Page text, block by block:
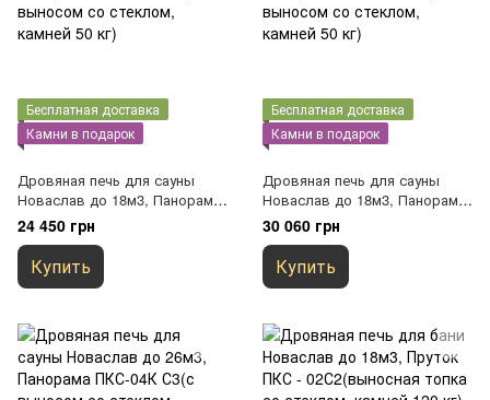
Бесплатная доставка
Камни в подарок
Дровяная печь для сауны
Новаслав до 18м3, Панорама
ПКС-02К С3(с выносом со
стеклом, камней 50 кг)
24 450 грн
Купить
Бесплатная доставка
Камни в подарок
Дровяная печь для сауны
Новаслав до 18м3, Панорама
ПКС-02H С3(с выносом со
стеклом, камней 50 кг)
30 060 грн
Купить